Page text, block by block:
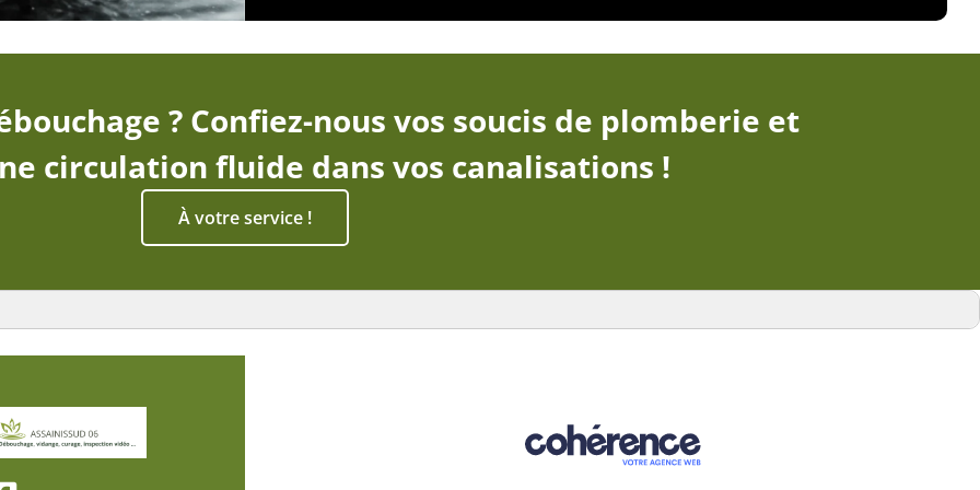
? Confiez-nous vos soucis de plomberie et
circulation fluide dans vos canalisations !
À votre service !